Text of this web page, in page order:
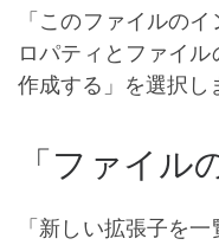
「このファイルの
ロパティとファイ
作成する」を選択し
「ファイル
「新しい拡張子を